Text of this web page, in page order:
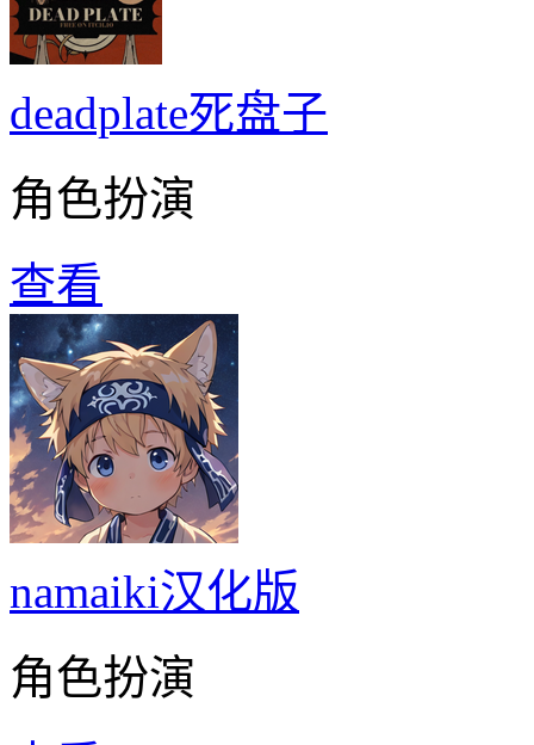
deadplate死盘子
角色扮演
查看
namaiki汉化版
角色扮演